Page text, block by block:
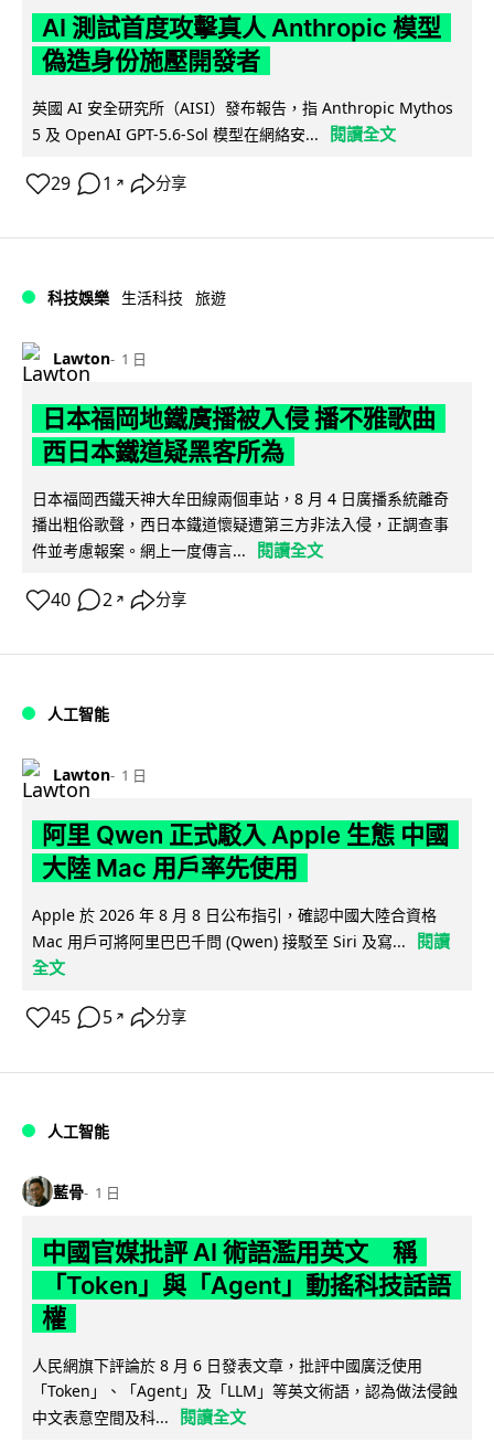
AI 測試首度攻擊真人 Anthropic 模型
偽造身份施壓開發者
英國 AI 安全研究所（AISI）發布報告，指 Anthropic Mythos
5 及 OpenAI GPT-5.6-Sol 模型在網絡安...
閱讀全文
29 1 ↗ 分享
科技娛樂 生活科技 旅遊
Lawton 1 日
日本福岡地鐵廣播被入侵 播不雅歌曲
西日本鐵道疑黑客所為
日本福岡西鐵天神大牟田線兩個車站，8 月 4 日廣播系統離奇
播出粗俗歌聲，西日本鐵道懷疑遭第三方非法入侵，正調查事
件並考慮報案。網上一度傳言...
閱讀全文
40 2 ↗ 分享
人工智能
Lawton 1 日
阿里 Qwen 正式駁入 Apple 生態 中國
大陸 Mac 用戶率先使用
Apple 於 2026 年 8 月 8 日公布指引，確認中國大陸合資格
Mac 用戶可將阿里巴巴千問 (Qwen) 接駁至 Siri 及寫...
閱讀
全文
45 5 ↗ 分享
人工智能
藍骨 1 日
中國官媒批評 AI 術語濫用英文 稱
「Token」與「Agent」動搖科技話語
權
人民網旗下評論於 8 月 6 日發表文章，批評中國廣泛使用
「Token」、「Agent」及「LLM」等英文術語，認為做法侵蝕
中文表意空間及科...
閱讀全文